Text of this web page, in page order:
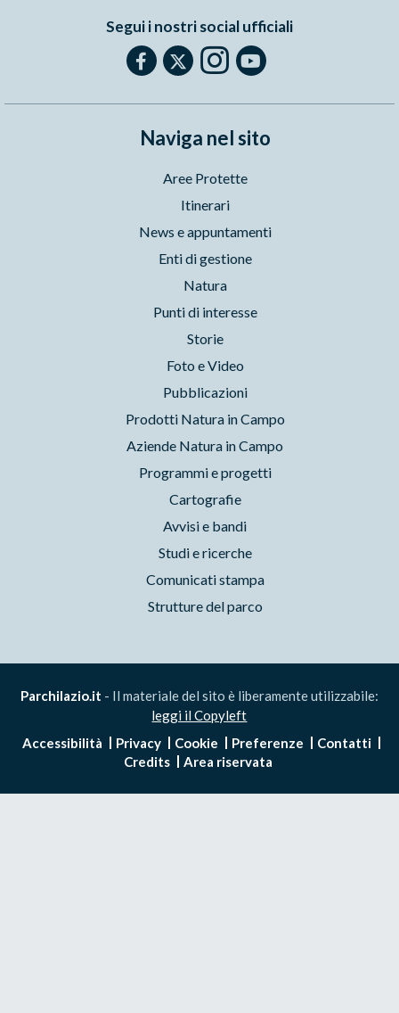
Segui i nostri social ufficiali
Naviga nel sito
Aree Protette
Itinerari
News e appuntamenti
Enti di gestione
Natura
Punti di interesse
Storie
Foto e Video
Pubblicazioni
Prodotti Natura in Campo
Aziende Natura in Campo
Programmi e progetti
Cartografie
Avvisi e bandi
Studi e ricerche
Comunicati stampa
Strutture del parco
Parchilazio.it - Il materiale del sito è liberamente utilizzabile:
leggi il Copyleft
Accessibilità
Privacy Cookie Preferenze
Contatti
Credits
Area riservata